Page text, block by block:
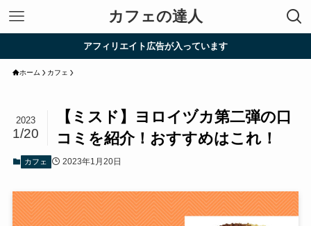
カフェの達人
アフィリエイト広告が入っています
ホーム カフェ
【ミスド】ヨロイヅカ第二弾の口
コミを紹介！おすすめはこれ！
2023
1/20
カフェ 2023年1月20日